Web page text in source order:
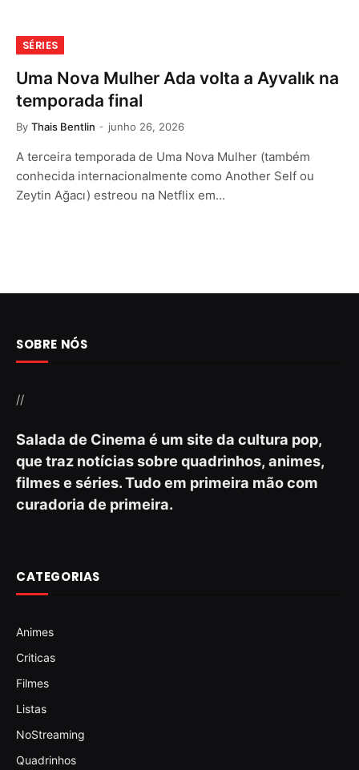
SÉRIES
Uma Nova Mulher Ada volta a Ayvalık na
temporada final
By Thais Bentlin junho 26, 2026
A terceira temporada de Uma Nova Mulher (também
conhecida internacionalmente como Another Self ou
Zeytin Ağacı) estreou na Netflix em…
SOBRE NÓS
//
Salada de Cinema é um site da cultura pop,
que traz notícias sobre quadrinhos, animes,
filmes e séries. Tudo em primeira mão com
curadoria de primeira.
CATEGORIAS
Animes
Criticas
Filmes
Listas
NoStreaming
Quadrinhos